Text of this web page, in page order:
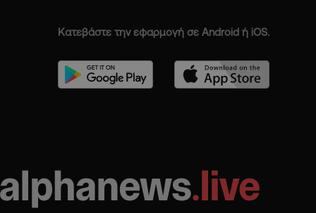
Κατεβάστε την εφαρμογή σε Android ή iOS.